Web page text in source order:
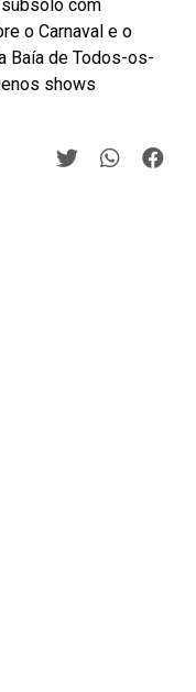
com
o Carnaval e o
Baía de Todos-os-
shows